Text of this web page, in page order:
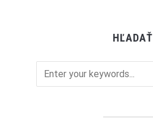
HĽADAŤ